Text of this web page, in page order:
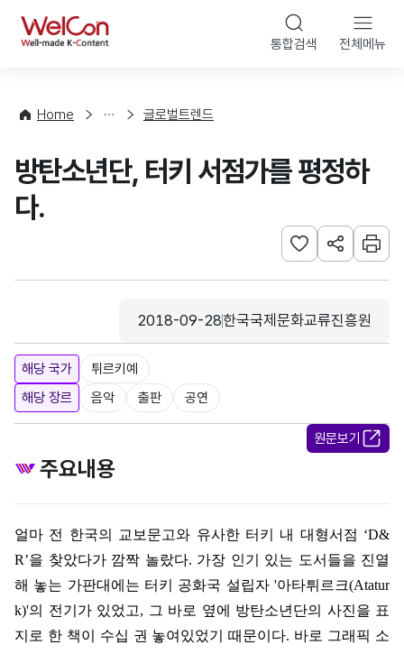
WelCon 통합검색 전체메뉴
Home
향
계
글로벌트렌드
방탄소년단, 터키 서점가를 평정하
다.
관심사 등록하기
URL 공유하
인쇄
등록일
2018-09-28
수집기관
한국국제문화교류진흥원
해당 국가
튀르키예
해당 장르
음악 출판 공연
원문보기
주요내용
얼마 전 한국의 교보문고와 유사한 터키 내 대형서점 ‘D&
R’을 찾았다가 깜짝 놀랐다. 가장 인기 있는 도서들을 진열
해 놓는 가판대에는 터키 공화국 설립자 '아타튀르크(Atatur
k)'의 전기가 있었고, 그 바로 옆에 방탄소년단의 사진을 표
지로 한 책이 수십 권 놓여있었기 때문이다. 바로 그래픽 소